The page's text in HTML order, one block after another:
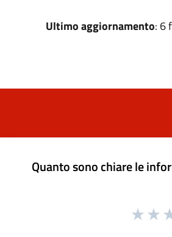
Ultimo aggiornamento: 6
Quanto sono chiare le